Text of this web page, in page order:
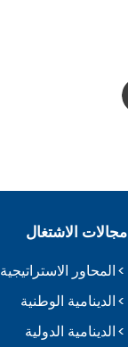
مجالات الاشتغال
المحاور الاستراتيجية
الدينامية الوطنية
الدينامية الدولية